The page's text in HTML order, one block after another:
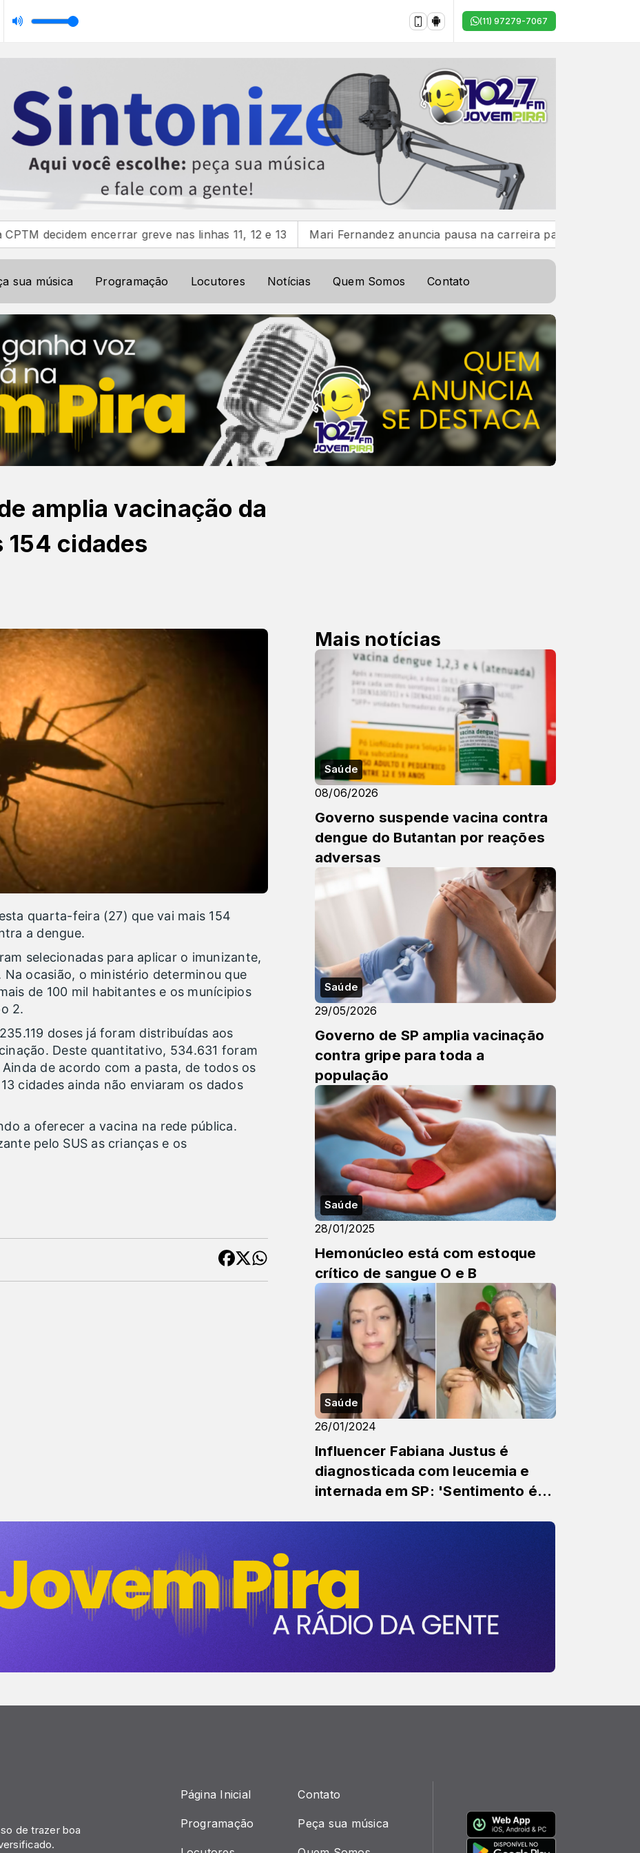
LorenzoniReprise O Povo Pergunta com Priscilla Lorenzoni
(11) 97279-7067
encerrar greve nas linhas 11, 12 e 13 Mari Fernandez anuncia pausa na carreira para viver a chegada da filha:
sua música Programação Locutores Notícias Quem Somos Contato
amplia vacinação da
154 cidades
quarta-feira (27) que vai mais 154
a dengue.
selecionadas para aplicar o imunizante,
ocasião, o ministério determinou que
de 100 mil habitantes e os munícipios
2.
doses já foram distribuídas aos
Deste quantitativo, 534.631 foram
de acordo com a pasta, de todos os
cidades ainda não enviaram os dados
a oferecer a vacina na rede pública.
pelo SUS as crianças e os
Mais notícias
Saúde
08/06/2026
Governo suspende vacina contra
dengue do Butantan por reações
adversas
Saúde
29/05/2026
Governo de SP amplia vacinação
contra gripe para toda a
população
Saúde
28/01/2025
Hemonúcleo está com estoque
crítico de sangue O e B
Saúde
26/01/2024
Influencer Fabiana Justus é
diagnosticada com leucemia e
internada em SP: 'Sentimento é
de trazer boa
Página Inicial
Programação
Contato
Peça sua música